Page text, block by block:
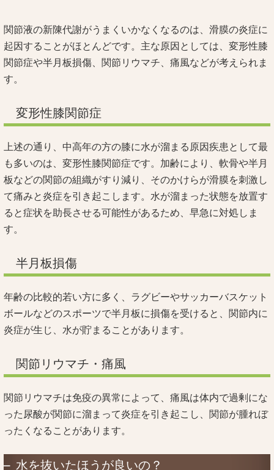
関節液の新陳代謝がうまくいかなくなるのは、滑膜の炎症に
起因することがほとんどです。主な原因としては、変形性膝
関節症や半月板損傷、関節リウマチ、痛風などが考えられま
す。
変形性膝関節症
上述の通り、中高年の方の膝に水が溜まる原因疾患として最
も多いのは、変形性膝関節症です。加齢により、軟骨や半月
板などの関節の組織がすり減り、そのかけらが滑膜を刺激し
て痛みと炎症を引き起こします。水が溜まった状態を放置す
ると症状を助長させる可能性があるため、早急に対処しま
す。
半月板損傷
年齢の比較的若い方に多く、ラグビーやサッカーバスケット
ボールなどのスポーツで半月板に損傷を受けると、関節内に
炎症が生じ、水が貯まることがあります。
関節リウマチ・痛風
関節リウマチは免疫の異常によって、痛風は体内で過剰にな
った尿酸が関節に溜まって炎症を引き起こし、関節が腫れぼ
ったくなることがあります。
水を抜いたほうが良いの？